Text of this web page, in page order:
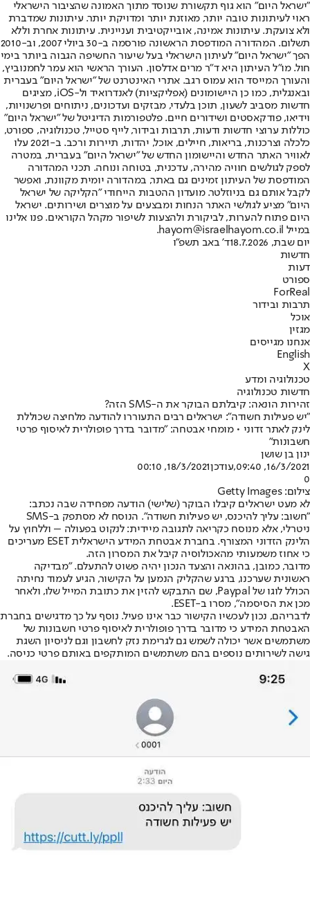
"ישראל היום" הוא גוף תקשורת שנוסד מתוך האמונה שהציבור הישראלי
ראוי לעיתונות טובה יותר, מאוזנת יותר ומדויקת יותר. עיתונות שמדברת
ולא צועקת. עיתונות אמינה, אובייקטיבית ועניינית. עיתונות אחרת וללא
תשלום. המהדורה המודפסת הראשונה פורסמה ב-30 ביולי 2007, וב-2010
הפך "ישראל היום" לעיתון הישראלי בעל שיעור החשיפה הגבוה ביותר בימי
חול. מו"ל העיתון היא ד"ר מרים אדלסון. העורך הראשי הוא עמר לחמנוביץ,
והעורך המייסד הוא עמוס רגב. אתרי האינטרנט של "ישראל היום" בעברית
ובאנגלית, כמו כן היישומונים (אפליקציות) לאנדרואיד ול-iOS, מציגים
חדשות מסביב לשעון, תוכן בלעדי, מבזקים ועדכונים, ניתוחים ופרשנויות,
וידיאו, פודקאסטים ושידורים חיים. פלטפורמות הדיגיטל של "ישראל היום"
כוללות ערוצי חדשות ודעות, תרבות ובידור, לייף סטייל, טכנולוגיה, ספורט,
כלכלה וצרכנות, בריאות, חיילים, אוכל, יהדות, תיירות ורכב. ב-2021 עלו
לאוויר האתר החדש והיישומון החדש של "ישראל היום" בעברית, במטרה
לספק לגולשים חוויה מהירה, עדכנית, בטוחה ונוחה. תכני המהדורה
המודפסת של העיתון זמינים גם באתר, במהדורה יומית מקוונת, ואפשר
לקבל אותם גם בניוזלטר. מועדון ההטבות הייחודי "הקליקה של ישראל
היום" מציע לגולשי האתר הנחות ומבצעים על מוצרים ושירותים. ישראל
היום פתוח להערות, לביקורת ולהצעות לשיפור מקהל הקוראים. פנו אלינו
במייל hayom@israelhayom.co.il.
יום שבת, 18.7.2026
ד' באב תשפ"ו
חדשות
דעות
ספורט
ForReal
תרבות ובידור
אוכל
מגזין
אנחנו מגייסים
English
X
טכנולוגיה ומדע
חדשות טכנולוגיה
זהירות הונאה: קיבלתם הבוקר את ה-SMS הזה?
"יש פעילות חשודה": ישראלים רבים התעוררו להודעה מלחיצה שכוללת
לינק לאתר זדוני • מומחי אבטחה: "מדובר בדרך פופולרית לאיסוף פרטי
חשבונות"
ינון בן שושן
16/3/2021, 09:40
,עודכן18/3/2021, 00:10
0
צילום: Getty Images
לא מעט ישראלים קיבלו הבוקר (שלישי) הודעה מפחידה שבה נכתב:
"חשוב: עליך להיכנס, יש פעילות חשודה". הנוסח לא מסתפק ב-SMS
ניטרלי, אלא מנוסח כקריאה לתגובה מיידית: לנקוט בפעולה – וללחוץ על
הלינק הזדוני המצורף. בחברת אבטחת המידע הישראלית ESET מעריכים
כי אחוז משמעותי מהאכולוסיה קיבל את המסרון הזה.
מדובר, כמובן, בהונאה והצעד הנכון יהיה פשוט להתעלם. "מבדיקה
ראשונית שערכנו, ברגע שהקליק הנמען על הקישור, הגיע לעמוד נחיתה
הכולל לוגו של Paypal, שם התבקש להזין את כתובת המייל שלו, ולאחר
מכן את הסיסמה", מסרו ב-ESET.
לדבריהם, נכון לעכשיו הקישור כבר אינו פעיל. נוסף על כך מדגישים בחברת
האבטחת המידע כי מדובר בדרך פופולרית לאיסוף פרטי חשבונות של
משתמשים אשר יכולה לשמש גם לגרימת נזק לחשבון וגם לניסיון השגת
גישה לשירותים נוספים בהם משתמשים המותקפים באותם פרטי כניסה.